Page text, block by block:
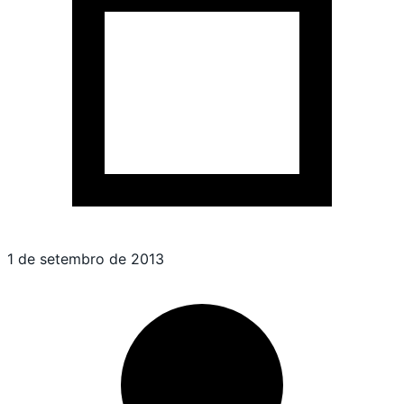
1 de setembro de 2013